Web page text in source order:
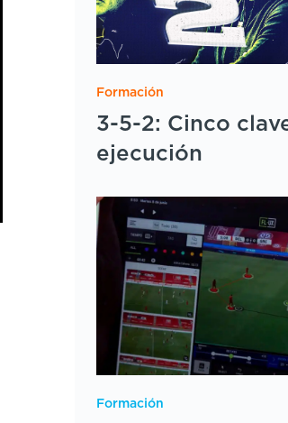
Formación
3-5-2: Cinco
ejecución
Formación